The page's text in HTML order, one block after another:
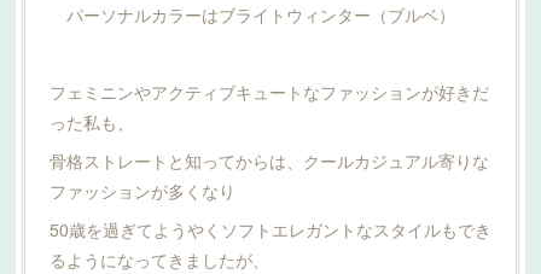
パーソナルカラーはブライトウィンター（ブルベ）
フェミニンやアクティブキュートなファッションが好きだ
った私も、
骨格ストレートと知ってからは、クールカジュアル寄りな
ファッションが多くなり
50歳を過ぎてようやくソフトエレガントなスタイルもでき
るようになってきましたが、